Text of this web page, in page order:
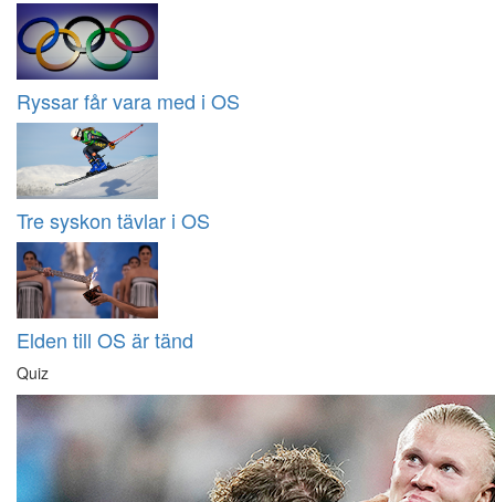
Ryssar får vara med i OS
Tre syskon tävlar i OS
Elden till OS är tänd
Quiz